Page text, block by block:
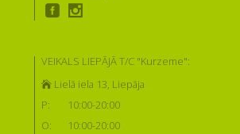
VEIKALS LIEPĀJĀ T/C "Kurzeme":
Lielā iela 13, Liepāja
P:
10:00-20:00
O:
10:00-20:00